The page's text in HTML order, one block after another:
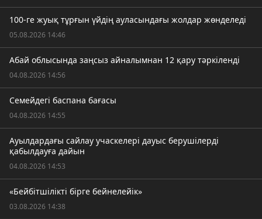
100-ге жуық тұрғын үйдің ауласындағы жолдар жөнделеді
05.08.2026 14:46
Абай облысында заңсыз айналымнан 12 қару тәркіленді
04.08.2026 14:56
Семейдегі баспана бағасы
04.08.2026 14:55
Ауылдардағы сайлау учаскелері дауыс берушілерді
қабылдауға дайын
04.08.2026 14:53
«Бейбітшілікті бірге бейнелейік»
03.08.2026 14:38